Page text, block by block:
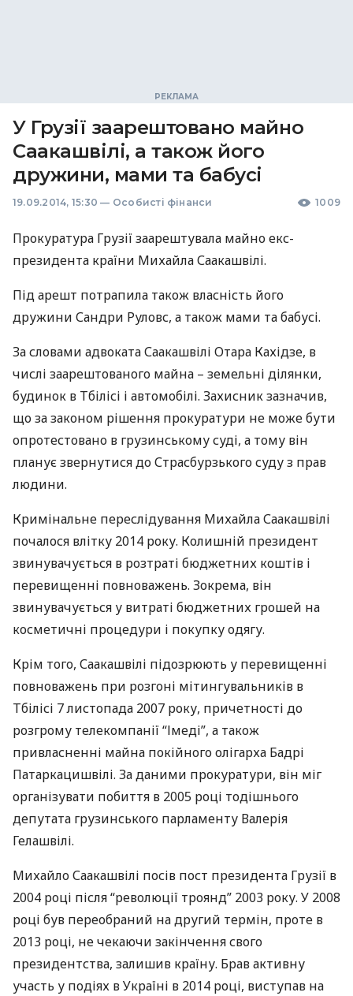
У Грузії заарештовано майно
Саакашвілі, а також його
дружини, мами та бабусі
19.09.2014, 15:30 — Особисті фінанси 1009
Прокуратура Грузії заарештувала майно екс-
президента країни Михайла Саакашвілі.
Під арешт потрапила також власність його
дружини Сандри Руловс, а також мами та бабусі.
За словами адвоката Саакашвілі Отара Кахідзе, в
числі заарештованого майна – земельні ділянки,
будинок в Тбілісі і автомобілі. Захисник зазначив,
що за законом рішення прокуратури не може бути
опротестовано в грузинському суді, а тому він
планує звернутися до Страсбурзького суду з прав
людини.
Кримінальне переслідування Михайла Саакашвілі
почалося влітку 2014 року. Колишній президент
звинувачується в розтраті бюджетних коштів і
перевищенні повноважень. Зокрема, він
звинувачується у витраті бюджетних грошей на
косметичні процедури і покупку одягу.
Крім того, Саакашвілі підозрюють у перевищенні
повноважень при розгоні мітингувальників в
Тбілісі 7 листопада 2007 року, причетності до
розгрому телекомпанії “Імеді”, а також
привласненні майна покійного олігарха Бадрі
Патаркацишвілі. За даними прокуратури, він міг
організувати побиття в 2005 році тодішнього
депутата грузинського парламенту Валерія
Гелашвілі.
Михайло Саакашвілі посів пост президента Грузії в
2004 році після “революції троянд” 2003 року. У 2008
році був переобраний на другий термін, проте в
2013 році, не чекаючи закінчення свого
президентства, залишив країну. Брав активну
участь у подіях в Україні в 2014 році, виступав на